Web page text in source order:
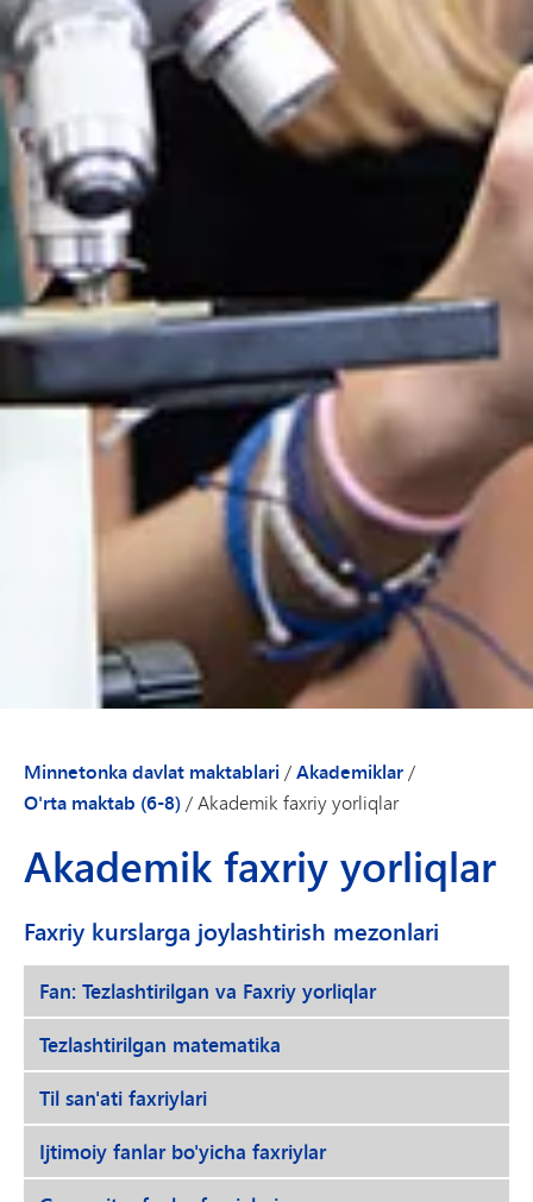
Minnetonka davlat maktablari /Akademiklar/
O'rta maktab (6-8)/Akademik faxriy yorliqlar
Akademik faxriy yorliqlar
Faxriy kurslarga joylashtirish mezonlari
Fan: Tezlashtirilgan va Faxriy yorliqlar
Tezlashtirilgan matematika
Til san'ati faxriylari
Ijtimoiy fanlar bo'yicha faxriylar